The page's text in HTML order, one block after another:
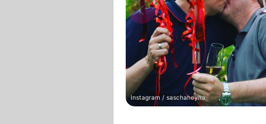
Instagram / saschaheyna